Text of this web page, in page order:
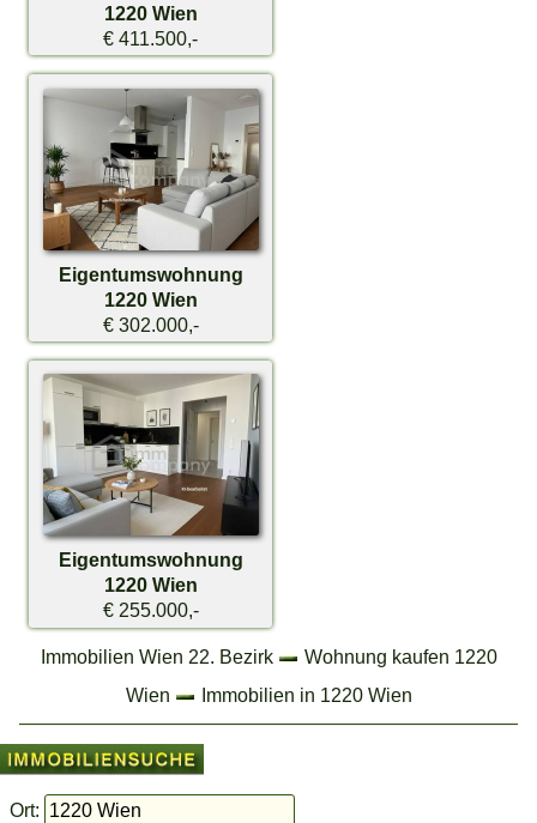
1220 Wien
€ 411.500,-
Eigentumswohnung
1220 Wien
€ 302.000,-
Eigentumswohnung
1220 Wien
€ 255.000,-
Immobilien Wien 22. Bezirk
Wohnung kaufen 1220
Wien
Immobilien in 1220 Wien
Ort: